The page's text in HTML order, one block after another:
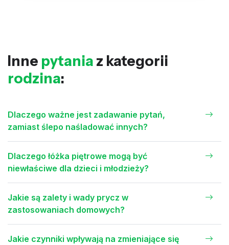
Inne pytania z kategorii
rodzina:
Dlaczego ważne jest zadawanie pytań,
zamiast ślepo naśladować innych?
Dlaczego łóżka piętrowe mogą być
niewłaściwe dla dzieci i młodzieży?
Jakie są zalety i wady prycz w
zastosowaniach domowych?
Jakie czynniki wpływają na zmieniające się